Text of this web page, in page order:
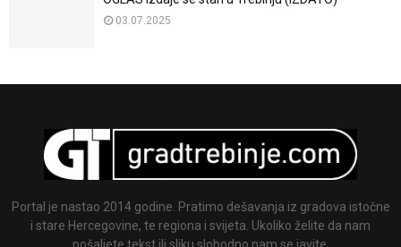
03.07.2025
Portal je nastao 2014 godine. Pratimo dešavanja iz gradova istočne
i stare Hercegovine, te regiona i svijeta. Ukoliko želite da nam
pošaljete tekst ili sliku slobodno nam se javite.